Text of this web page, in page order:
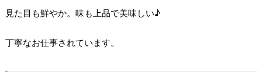
見た目も鮮やか。味も上品で美味しい♪
丁寧なお仕事されています。